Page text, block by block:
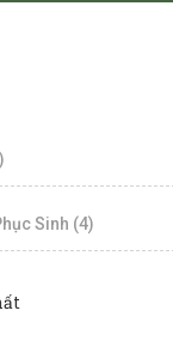
Sinh (4)